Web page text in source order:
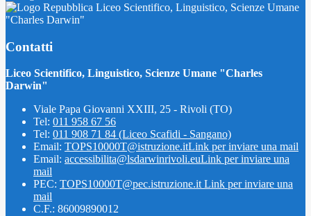
Liceo Scientifico, Linguistico, Scienze Umane
"Charles Darwin"
Contatti
Liceo Scientifico, Linguistico, Scienze Umane "Charles
Darwin"
Viale Papa Giovanni XXIII, 25 - Rivoli (TO)
Tel: 011 958 67 56
Tel: 011 908 71 84 (Liceo Scafidi - Sangano)
Email: TOPS10000T@istruzione.itLink per inviare una mail
Email: accessibilita@lsdarwinrivoli.euLink per inviare una
mail
PEC: TOPS10000T@pec.istruzione.it Link per inviare una
mail
C.F.: 86009890012